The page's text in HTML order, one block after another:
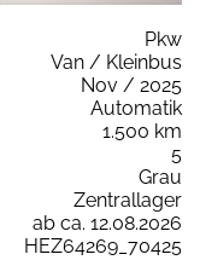
Pkw
Van / Kleinbus
Nov / 2025
Automatik
1.500 km
5
Grau
Zentrallager
ab ca. 12.08.2026
HEZ64269_70425